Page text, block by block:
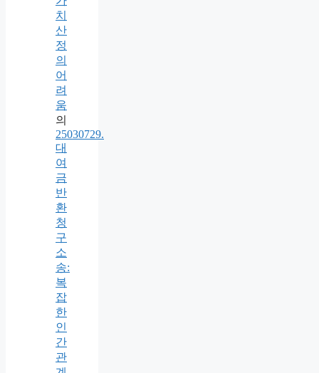
치
산
정
의
어
려
움
의
25030729.
대
여
금
반
환
청
구
소
송:
복
잡
한
인
간
관